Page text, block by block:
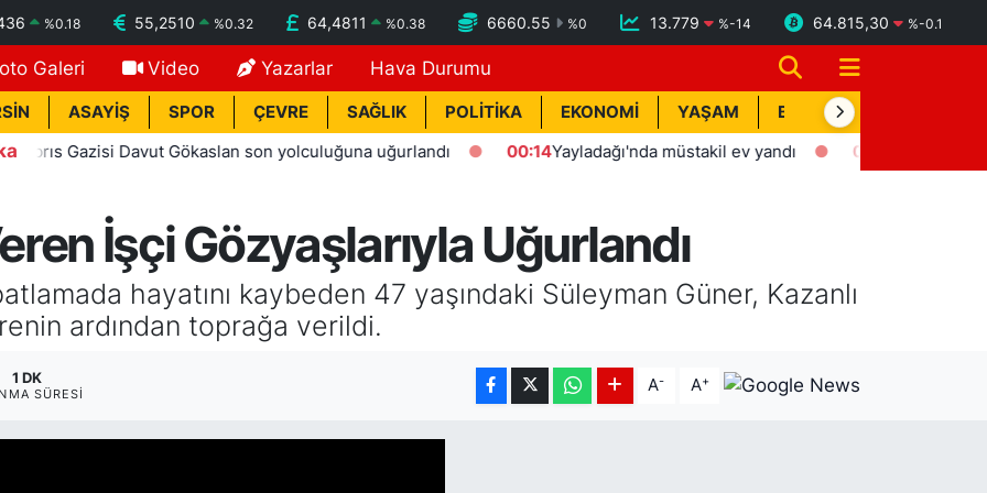
%0.18 55,2510 %0.32 64,4811 %0.38 6660.55 %0 13.779 %-14 64.815,30 %-0.1
Galeri Video Yazarlar Hava Durumu
ASAYİŞ SPOR ÇEVRE SAĞLIK POLİTİKA EKONOMİ YAŞAM BİK İLAN
Gazisi Davut Gökaslan son yolculuğuna uğurlandı 00:14Yayladağı'nda müstakil ev yandı 00:12Hatay'da eve
İşçi Gözyaşlarıyla Uğurlandı
hayatını kaybeden 47 yaşındaki Süleyman Güner, Kazanlı
ardından toprağa verildi.
1 DK
SÜRESI A- A+